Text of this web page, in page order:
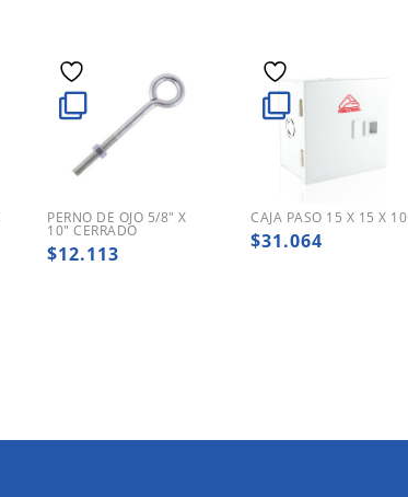
PERNO DE OJO 5/8″ X
10″ CERRADO
$12.113
CAJA PASO 15 X 15 X 10
$31.064